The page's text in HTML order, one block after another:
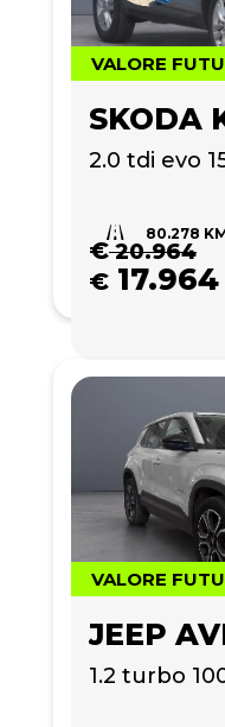
VALORE
SKODA
2.0 tdi evo
80.278
€20.964
€ 17.964
VALORE
JEEP
1.2 turbo